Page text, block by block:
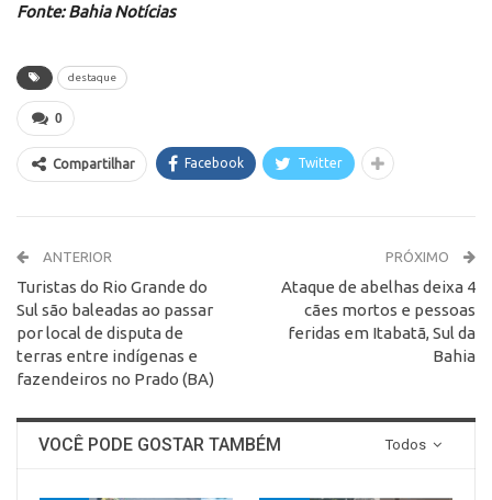
Fonte: Bahia Notícias
destaque
0
Compartilhar Facebook Twitter
ANTERIOR
Turistas do Rio Grande do
Sul são baleadas ao passar
por local de disputa de
terras entre indígenas e
fazendeiros no Prado (BA)
PRÓXIMO
Ataque de abelhas deixa 4
cães mortos e pessoas
feridas em Itabatã, Sul da
Bahia
Todos
VOCÊ PODE GOSTAR TAMBÉM